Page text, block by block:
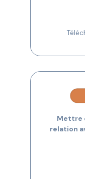
Mettre
relation